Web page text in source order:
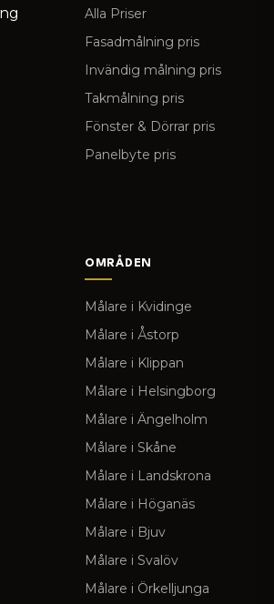
Alla Priser
Fasadmålning pris
Invändig målning pris
Takmålning pris
Fönster & Dörrar pris
Panelbyte pris
OMRÅDEN
Målare i Kvidinge
Målare i Åstorp
Målare i Klippan
Målare i Helsingborg
Målare i Ängelholm
Målare i Skåne
Målare i Landskrona
Målare i Höganäs
Målare i Bjuv
Målare i Svalöv
Målare i Örkelljunga